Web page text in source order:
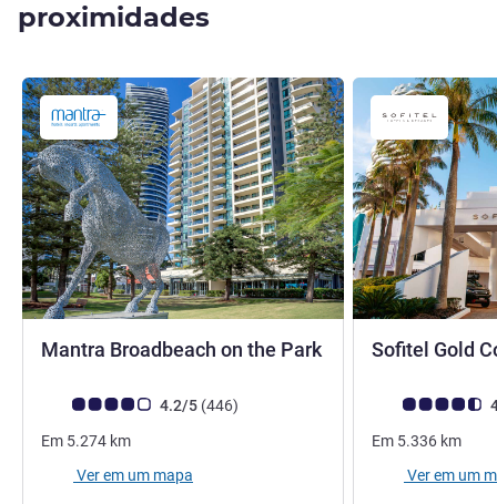
proximidades
Mantra Broadbeach on the Park
Nota clientes Avis (Classificação ALL)
4.2/5 (446comentários
)
Em 5.274 km
Ver em um mapa
Sofitel Gold
Nota clientes
Em 5.336 km
Ver em um